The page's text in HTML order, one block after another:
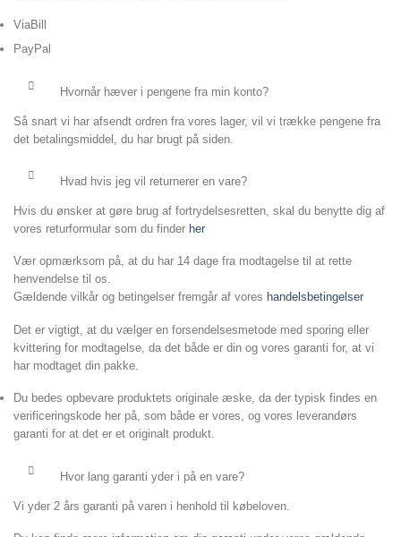
ViaBill
PayPal
Hvornår hæver i pengene fra min konto?
Så snart vi har afsendt ordren fra vores lager, vil vi trække pengene fra
det betalingsmiddel, du har brugt på siden.
Hvad hvis jeg vil returnerer en vare?
Hvis du ønsker at gøre brug af fortrydelsesretten, skal du benytte dig af
vores returformular som du finder her
Vær opmærksom på, at du har 14 dage fra modtagelse til at rette
henvendelse til os.
Gældende vilkår og betingelser fremgår af vores handelsbetingelser
Det er vigtigt, at du vælger en forsendelsesmetode med sporing eller
kvittering for modtagelse, da det både er din og vores garanti for, at vi
har modtaget din pakke.
Du bedes opbevare produktets originale æske, da der typisk findes en
verificeringskode her på, som både er vores, og vores leverandørs
garanti for at det er et originalt produkt.
Hvor lang garanti yder i på en vare?
Vi yder 2 års garanti på varen i henhold til købeloven.